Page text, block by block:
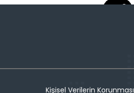
Kişisel Verilerin Korunması